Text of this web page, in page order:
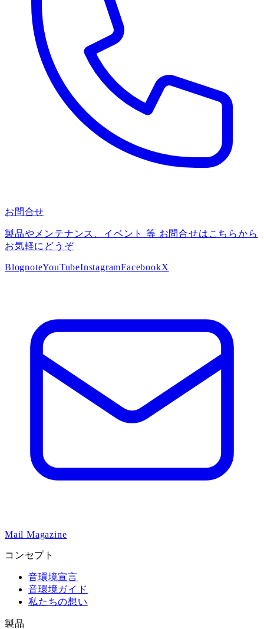
お問合せ
製品やメンテナンス、イベント 等 お問合せはこちらから
お気軽にどうぞ
BlognoteYouTubeInstagramFacebookX
Mail Magazine
コンセプト
音環境宣言
音環境ガイド
私たちの想い
製品